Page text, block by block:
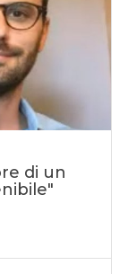
di un